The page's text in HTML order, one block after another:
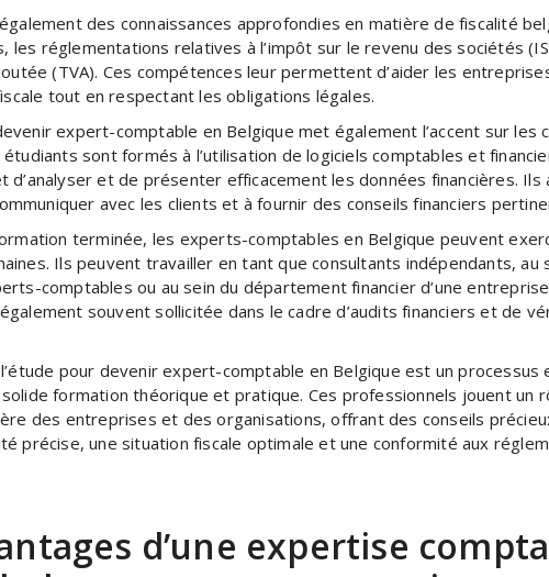
des connaissances approfondies en matière de fiscalité
les réglementations relatives à l’impôt sur le revenu des sociétés
(TVA). Ces compétences leur permettent d’aider les
tout en respectant les obligations légales.
expert-comptable en Belgique met également l’accent sur les
sont formés à l’utilisation de logiciels comptables et
d’analyser et de présenter efficacement les données financières. Ils
avec les clients et à fournir des conseils financiers
terminée, les experts-comptables en Belgique peuvent
Ils peuvent travailler en tant que consultants indépendants, au
comptables ou au sein du département financier d’une
souvent sollicitée dans le cadre d’audits financiers et de
l’étude pour devenir expert-comptable en Belgique est un processus
formation théorique et pratique. Ces professionnels jouent un
des entreprises et des organisations, offrant des conseils
précise, une situation fiscale optimale et une conformité aux
d’une expertise